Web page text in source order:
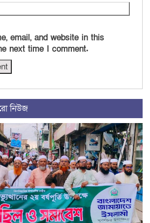
email, and website in this
next time I comment.
নিউজ